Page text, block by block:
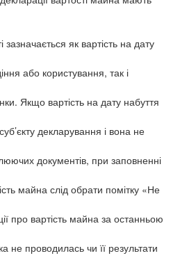
зазначається як вартість на дату
або користування, так і
Якщо вартість на дату набуття
декларування і вона не
документів, при заповненні
майна слід обрати помітку «Не
про вартість майна за останньою
не проводилась чи її результати